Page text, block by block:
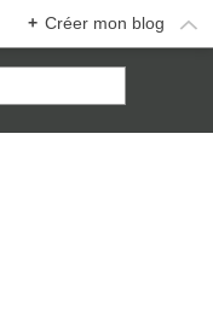
+ Créer mon blog